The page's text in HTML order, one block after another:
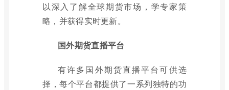
以深入了解全球期货市场，学专家策
略，并获得实时更新。
国外期货直播平台
有许多国外期货直播平台可供选
择，每个平台都提供了一系列独特的功